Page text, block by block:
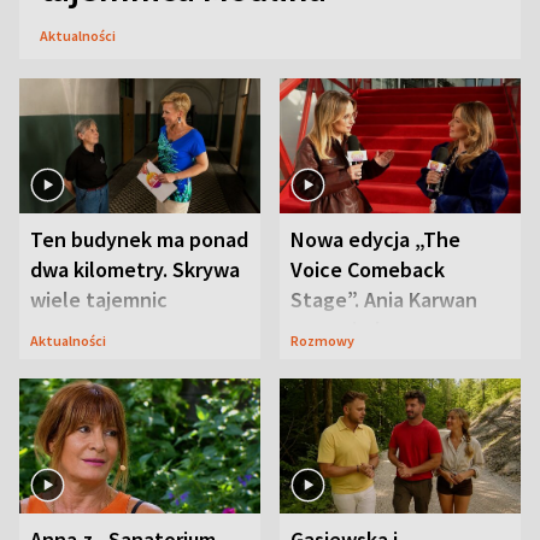
Aktualności
Ten budynek ma ponad
dwa kilometry. Skrywa
wiele tajemnic
Aktualności
Nowa edycja „The
Voice Comeback
Stage”. Ania Karwan
zapowiada
Rozmowy